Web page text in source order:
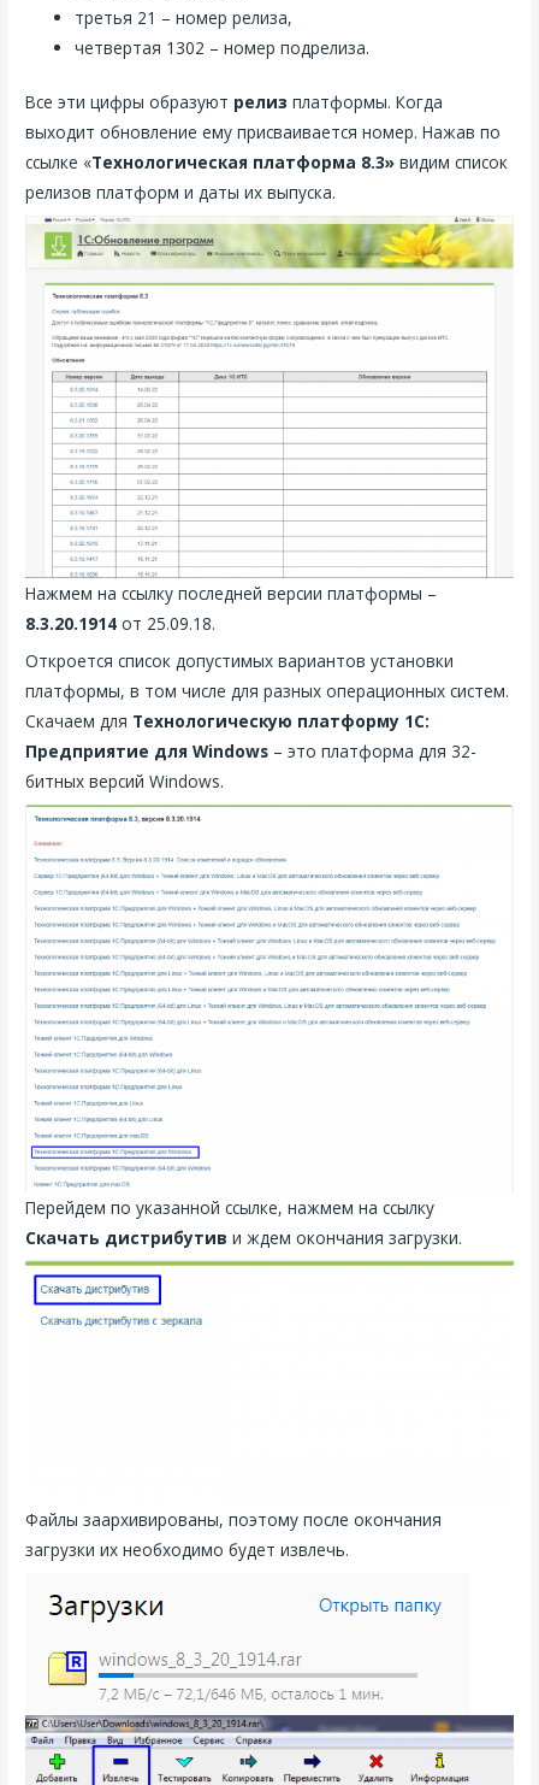
третья 21 – номер релиза,
четвертая 1302 – номер подрелиза.
Все эти цифры образуют релизплатформы. Когда
выходит обновление ему присваивается номер. Нажав по
ссылке «Технологическая платформа 8.3» видим список
релизов платформ и даты их выпуска.
Нажмем на ссылку последней версии платформы –
8.3.20.1914 от 25.09.18.
Откроется список допустимых вариантов установки
платформы, в том числе для разных операционных систем.
Скачаем для Технологическую платформу 1С:
Предприятие для Windows – это платформа для 32-
битных версий Windows.
Перейдем по указанной ссылке, нажмем на ссылку
Скачать дистрибутив и ждем окончания загрузки.
Файлы заархивированы, поэтому после окончания
загрузки их необходимо будет извлечь.